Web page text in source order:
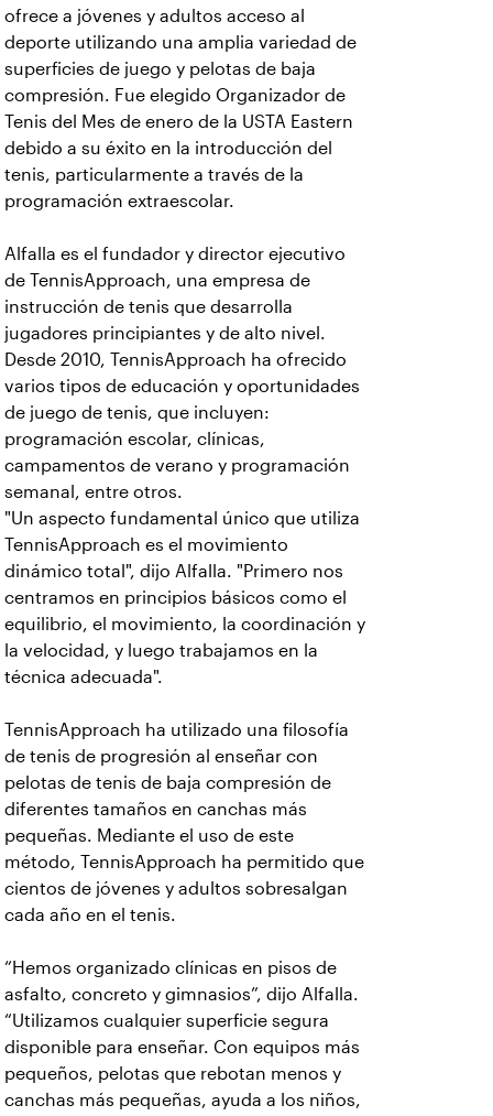
ofrece a jóvenes y adultos acceso al
deporte utilizando una amplia variedad de
superficies de juego y pelotas de baja
compresión. Fue elegido Organizador de
Tenis del Mes de enero de la USTA Eastern
debido a su éxito en la introducción del
tenis, particularmente a través de la
programación extraescolar.
Alfalla es el fundador y director ejecutivo
de TennisApproach, una empresa de
instrucción de tenis que desarrolla
jugadores principiantes y de alto nivel.
Desde 2010, TennisApproach ha ofrecido
varios tipos de educación y oportunidades
de juego de tenis, que incluyen:
programación escolar, clínicas,
campamentos de verano y programación
semanal, entre otros.
"Un aspecto fundamental único que utiliza
TennisApproach es el movimiento
dinámico total", dijo Alfalla. "Primero nos
centramos en principios básicos como el
equilibrio, el movimiento, la coordinación y
la velocidad, y luego trabajamos en la
técnica adecuada".
TennisApproach ha utilizado una filosofía
de tenis de progresión al enseñar con
pelotas de tenis de baja compresión de
diferentes tamaños en canchas más
pequeñas. Mediante el uso de este
método, TennisApproach ha permitido que
cientos de jóvenes y adultos sobresalgan
cada año en el tenis.
“Hemos organizado clínicas en pisos de
asfalto, concreto y gimnasios”, dijo Alfalla.
“Utilizamos cualquier superficie segura
disponible para enseñar. Con equipos más
pequeños, pelotas que rebotan menos y
canchas más pequeñas, ayuda a los niños,